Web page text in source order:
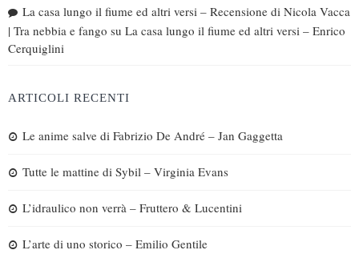
La casa lungo il fiume ed altri versi – Recensione di Nicola Vacca
| Tra nebbia e fango su La casa lungo il fiume ed altri versi – Enrico
Cerquiglini
ARTICOLI RECENTI
Le anime salve di Fabrizio De André – Jan Gaggetta
Tutte le mattine di Sybil – Virginia Evans
L’idraulico non verrà – Fruttero & Lucentini
L’arte di uno storico – Emilio Gentile